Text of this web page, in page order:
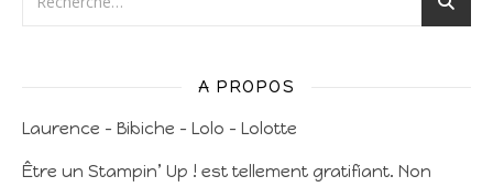
A PROPOS
Laurence – Bibiche – Lolo – Lolotte
Être un Stampin’ Up ! est tellement gratifiant. Non